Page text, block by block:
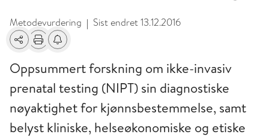
Metodevurdering | Sist endret13.12.2016
Del Skriv utFå varsel om endringer
Oppsummert forskning om ikke-invasiv
prenatal testing (NIPT) sin diagnostiske
nøyaktighet for kjønnsbestemmelse, samt
belyst kliniske, helseøkonomiske og etiske